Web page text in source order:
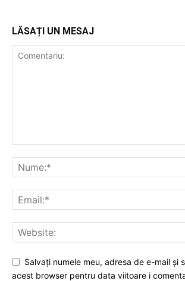
LĂSAȚI UN MESAJ
Salvați numele meu, adresa de e-mail și
acest browser pentru data viitoare i